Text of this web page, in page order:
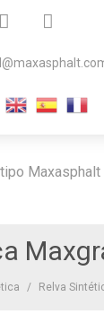
para
/ Relva